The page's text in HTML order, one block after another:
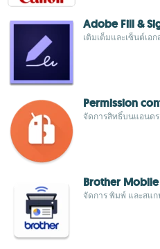
Adobe Fill &
เติมเต็มและเซ็นต์เอ
Permission
จัดการสิทธิ์บนแอนด
Brother
จัดการ พิมพ์ และสแ